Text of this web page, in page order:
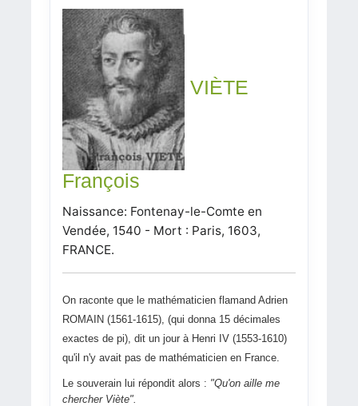
VIÈTE
François
Naissance: Fontenay-le-Comte en
Vendée, 1540 - Mort : Paris, 1603,
FRANCE.
On raconte que le mathématicien flamand Adrien
ROMAIN (1561-1615), (qui donna 15 décimales
exactes de pi), dit un jour à Henri IV (1553-1610)
qu'il n'y avait pas de mathématicien en France.
Le souverain lui répondit alors : "Qu'on aille me
chercher Viète".